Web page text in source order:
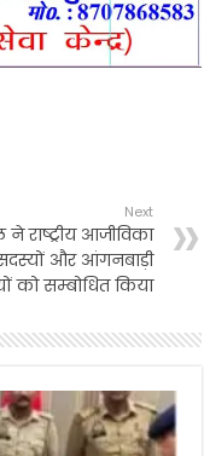
Next
ने राष्ट्रीय आजीविका
और आंगनबाड़ी
को सम्बोधित किया